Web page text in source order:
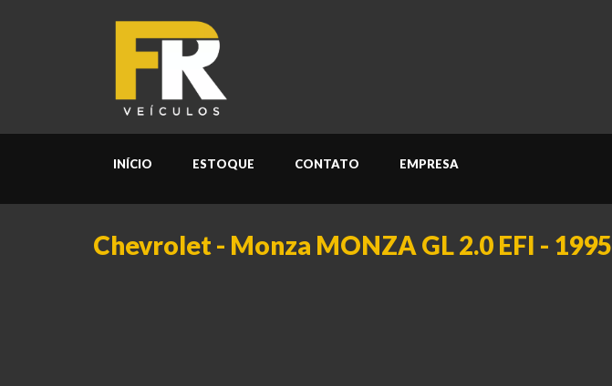
INÍCIO ESTOQUE CONTATO EMPRESA
Chevrolet - Monza MONZA GL 2.0 EFI - 1995